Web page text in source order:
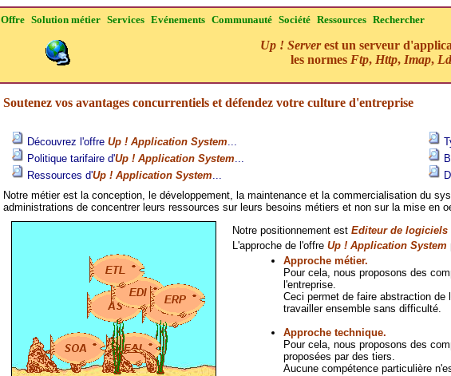
Offre Solution métier Services Evénements Communauté Société Ressources Rechercher
Up ! Serverest un serveur
les normes Ftp, Http, Imap,
Soutenez vos avantages concurrentiels et défendez votre culture d'entreprise
Découvrez l'offre Up ! Application System
Politique tarifaire d'Up ! Application System
Ressources d'Up ! Application System
Notre métier est la conception, le développement, la maintenance et la commercialisation du
administrations de concentrer leurs ressources sur leurs besoins métiers et non sur la mise en
Notre positionnement est Editeur de logiciels
L'approche de l'offre Up ! Application System
Approche métier.
Pour cela, nous proposons des
l'entreprise.
Ceci permet de faire abstraction
travailler ensemble sans difficulté.
Approche technique.
Pour cela, nous proposons des
proposées par des tiers.
Aucune compétence particulière